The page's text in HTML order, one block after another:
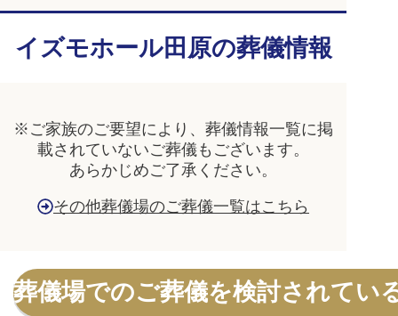
イズモホール田原の葬儀情報
※ご家族のご要望により、葬儀情報一覧に掲
載されていないご葬儀もございます。
あらかじめご了承ください。
その他葬儀場のご葬儀一覧はこちら
葬儀場でのご葬儀を検討されてい